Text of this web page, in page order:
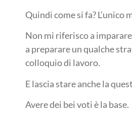
Quindi come si fa? L’unico
Non mi riferisco a
a preparare un qualche
colloquio di lavoro.
E lascia stare anche la
Avere dei bei voti è la base.